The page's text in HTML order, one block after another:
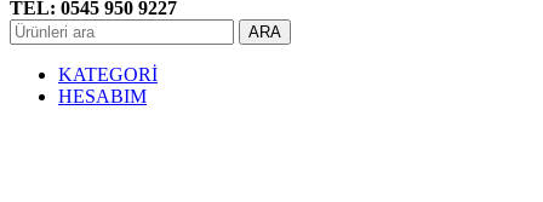
TEL: 0545 950 9227
ARA
KATEGORİ
HESABIM